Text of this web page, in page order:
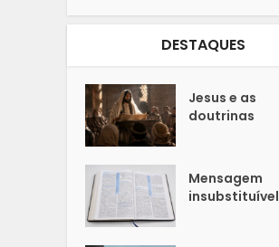
DESTAQUES
Jesus e as
doutrinas
Mensagem
insubstituível